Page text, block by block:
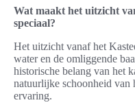
Wat maakt het uitzicht
speciaal?
Het uitzicht vanaf het
water en de omliggende
historische belang van het
natuurlijke schoonheid van
ervaring.